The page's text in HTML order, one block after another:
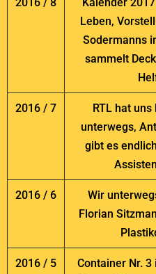
Leben,
Sodermanns
sammelt
2016 / 7
RTL hat
unterwegs,
gibt es
2016 / 6
Wir
Florian
2016 / 5
Container Nr.